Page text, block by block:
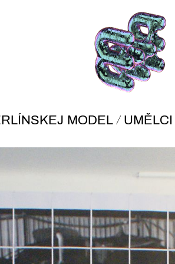
MODEL/ UMĚLCI